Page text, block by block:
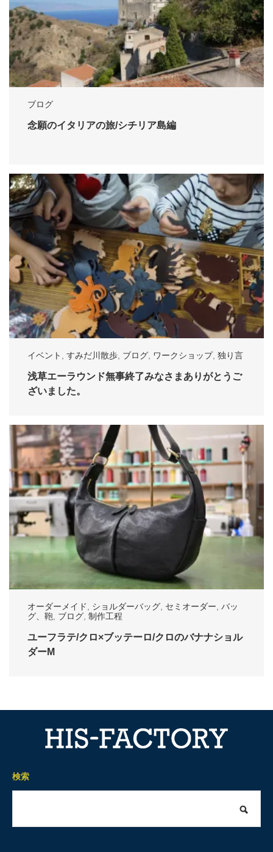
ブログ
念願のイタリアの旅/シチリア島編
イベント すみだ川散歩 ブログ ワークショップ, 独り言
浅草エーラウンド無事終了みなさまありがとうご
ざいました。
オーダーメイド ショルダーバッグ セミオーダー バッ
グ、鞄
ブログ 制作工程
ユーフラテ/クロ×ブッテーロ/クロのバナナショル
ダーM
検索